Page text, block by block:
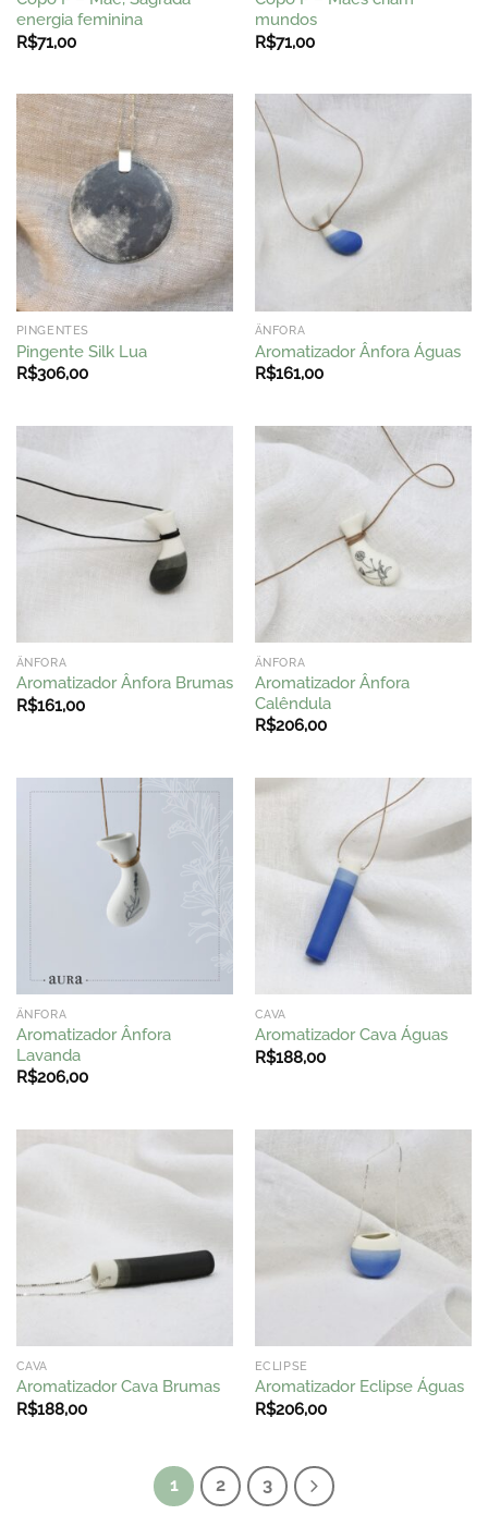
energia feminina
R$71,00
mundos
R$71,00
PINGENTES
Pingente Silk Lua
R$306,00
ÂNFORA
Aromatizador Ânfora Águas
R$161,00
ÂNFORA
Aromatizador Ânfora Brumas
R$161,00
ÂNFORA
Aromatizador Ânfora
Calêndula
R$206,00
ÂNFORA
Aromatizador Ânfora
Lavanda
R$206,00
CAVA
Aromatizador Cava Águas
R$188,00
CAVA
Aromatizador Cava Brumas
R$188,00
ECLIPSE
Aromatizador Eclipse Águas
R$206,00
1 2 3